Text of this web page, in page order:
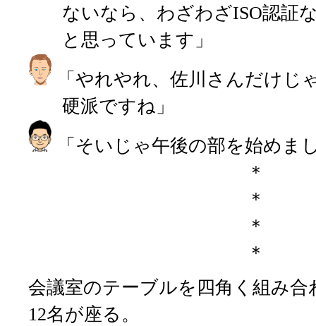
ないなら、わざわざISO認証
と思っています」
「やれやれ、佐川さんだけじ
硬派ですね」
「そいじゃ午後の部を始めま
＊
＊
＊
＊
会議室のテーブルを四角く組み合
12名が座る。